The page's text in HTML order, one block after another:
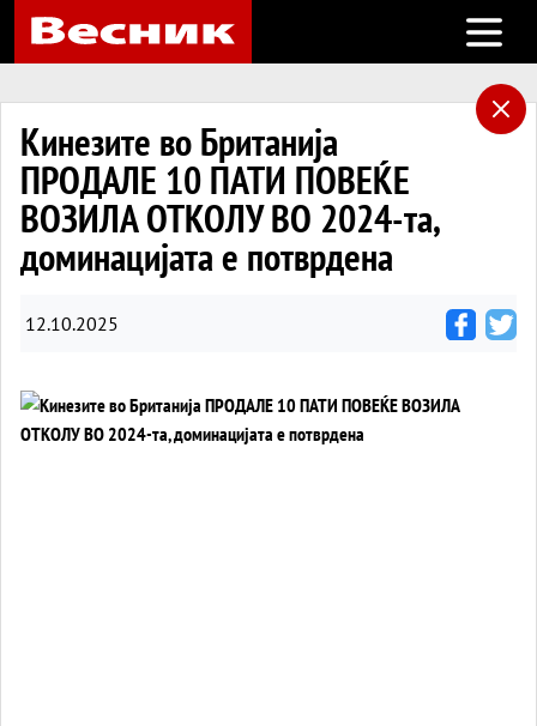
Open
Кинезите во Британија
ПРОДАЛЕ 10 ПАТИ ПОВЕЌЕ
ВОЗИЛА ОТКОЛУ ВО 2024-та,
доминацијата е потврдена
12.10.2025